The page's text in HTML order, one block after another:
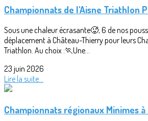
Championnats de l'Aisne Triathlon
Sous une chaleur écrasante🥵, 6 de nos
déplacement à Château-Thierry pour leurs
Triathlon. Au choix :🏃Une...
23 juin 2026
Lire la suite...
Championnats régionaux Minimes